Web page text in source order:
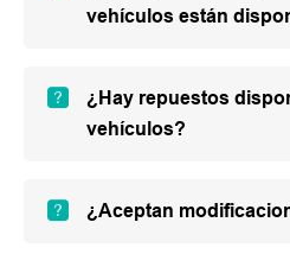
vehículos están
¿Hay repuestos
vehículos?
¿Aceptan